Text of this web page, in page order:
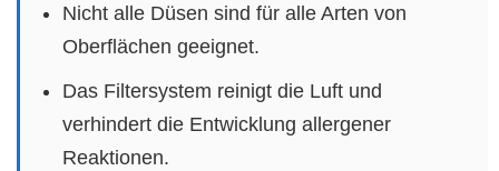
Nicht alle Düsen sind für alle Arten von
Oberflächen geeignet.
Das Filtersystem reinigt die Luft und
verhindert die Entwicklung allergener
Reaktionen.